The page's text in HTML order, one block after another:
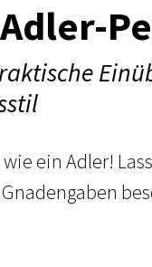
wie ein Adler!